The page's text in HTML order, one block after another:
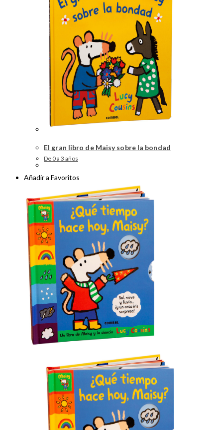
El gran libro de Maisy sobre la bondad
De 0 a 3 años
Añadir a Favoritos